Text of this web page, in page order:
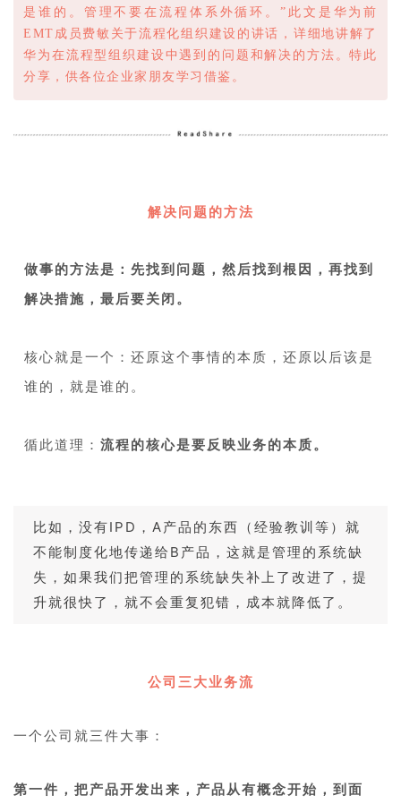
是谁的。管理不要在流程体系外循环。”此文是华为前
EMT成员费敏关于流程化组织建设的讲话，详细地讲解了
华为在流程型组织建设中遇到的问题和解决的方法。特此
分享，供各位企业家朋友学习借鉴。
解决问题的方法
做事的方法是：先找到问题，然后找到根因，再找到
解决措施，最后要关闭。
核心就是一个：还原这个事情的本质，还原以后该是
谁的，就是谁的。
循此道理： 流程的核心是要反映业务的本质。
比如，没有IPD，A产品的东西（经验教训等）就
不能制度化地传递给B产品，这就是管理的系统缺
失，如果我们把管理的系统缺失补上了改进了，提
升就很快了，就不会重复犯错，成本就降低了。
公司三大业务流
一个公司就三件大事：
第一件，把产品开发出来，产品从有概念开始，到面